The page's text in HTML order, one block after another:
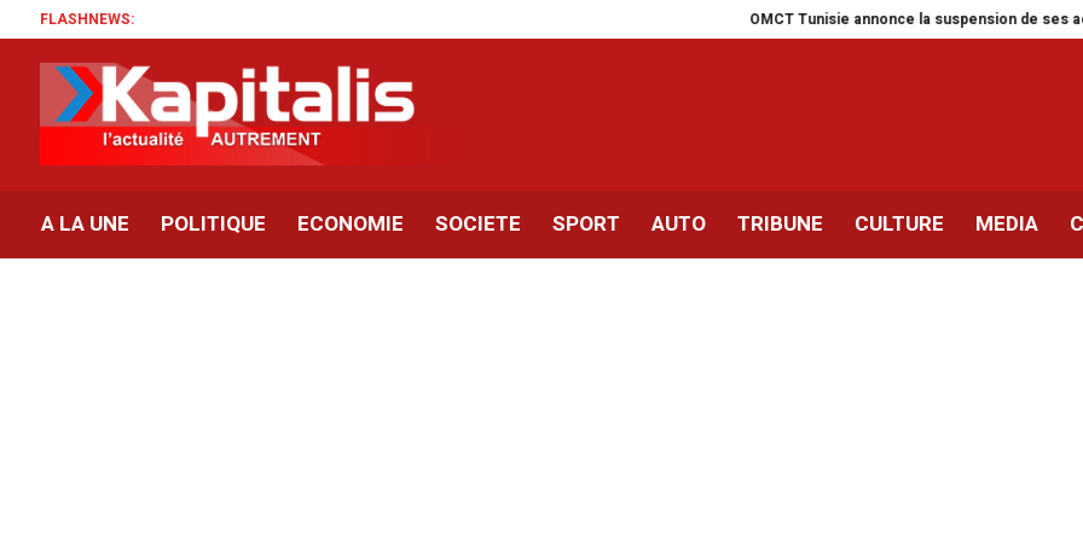
FLASHNEWS: OMCT Tunisie annonce la suspension de ses activités
A LA UNE POLITIQUE ECONOMIE SOCIETE SPORT AUTO TRIBUNE CULTURE MEDIA